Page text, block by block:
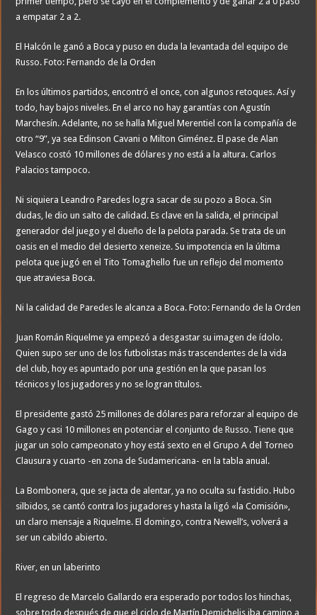
a empatar 2 a 2.
El Halcón le ganó a Boca y puso en duda la levantada del equipo de
Russo. Foto: Fernando de la Orden
En los últimos partidos, encontró el once, con algunos retoques. Así y
todo, hay bajos niveles. En el arco no hay garantías con Agustín
Marchesín. Adelante, no se halla Miguel Merentiel con la compañía de
otro “9”, ya sea Edinson Cavani o Milton Giménez. El pase de Alan
Velasco costó 10 millones de dólares y no está a la altura. Carlos
Palacios tampoco.
Ni siquiera Leandro Paredes logra sacar de su pozo a Boca. Sin
dudas, le dio un salto de calidad. Es clave en la salida, el principal
generador del juego y el dueño de la pelota parada. Se trata de un
oasis en el medio del desierto xeneize. Su impotencia en la última
pelota que jugó en el Tito Tomaghello fue un reflejo del momento
que atraviesa Boca.
Ni la calidad de Paredes le alcanza a Boca. Foto: Fernando de la Orden
Juan Román Riquelme ya empezó a desgastar su imagen de ídolo.
Quien supo ser uno de los futbolistas más trascendentes de la vida
del club, hoy es apuntado por una gestión en la que pasan los
técnicos y los jugadores y no se logran títulos.
El presidente gastó 25 millones de dólares para reforzar al equipo de
Gago y casi 10 millones en potenciar el conjunto de Russo. Tiene que
jugar un solo campeonato y hoy está sexto en el Grupo A del Torneo
Clausura y cuarto -en zona de Sudamericana- en la tabla anual.
La Bombonera, que se jacta de alentar, ya no oculta su fastidio. Hubo
silbidos, se cantó contra los jugadores y hasta la ligó «la Comisión»,
un claro mensaje a Riquelme. El domingo, contra Newell’s, volverá a
ser un cabildo abierto.
River, en un laberinto
El regreso de Marcelo Gallardo era esperado por todos los hinchas,
sobre todo después de que el ciclo de Martín Demichelis iba camino a